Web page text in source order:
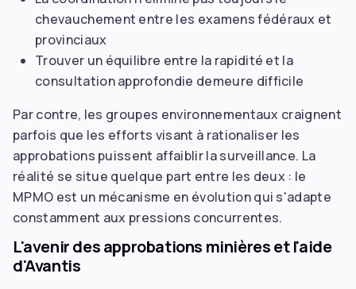
chevauchement entre les examens fédéraux et
provinciaux
Trouver un équilibre entre la rapidité et la
consultation approfondie demeure difficile
Par contre, les groupes environnementaux craignent
parfois que les efforts visant à rationaliser les
approbations puissent affaiblir la surveillance. La
réalité se situe quelque part entre les deux : le
MPMO est un mécanisme en évolution qui s'adapte
constamment aux pressions concurrentes.
L'avenir des approbations minières et l'aide
d'Avantis